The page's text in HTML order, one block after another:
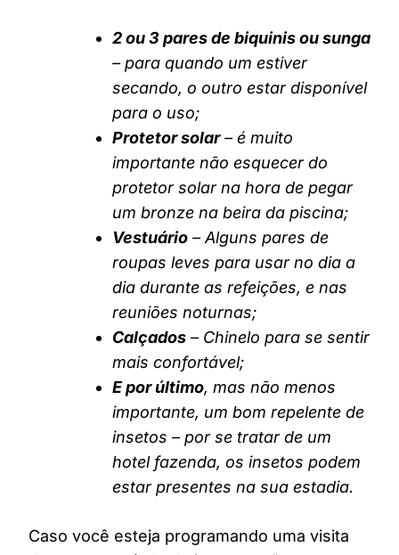
2 ou 3 pares de biquinis ou sunga
– para quando um estiver
secando, o outro estar disponível
para o uso;
Protetor solar– é muito
importante não esquecer do
protetor solar na hora de pegar
um bronze na beira da piscina;
Vestuário – Alguns pares de
roupas leves para usar no dia a
dia durante as refeições, e nas
reuniões noturnas;
Calçados – Chinelo para se sentir
mais confortável;
E por último, mas não menos
importante, um bom repelente de
insetos – por se tratar de um
hotel fazenda, os insetos podem
estar presentes na sua estadia.
Caso você esteja programando uma visita